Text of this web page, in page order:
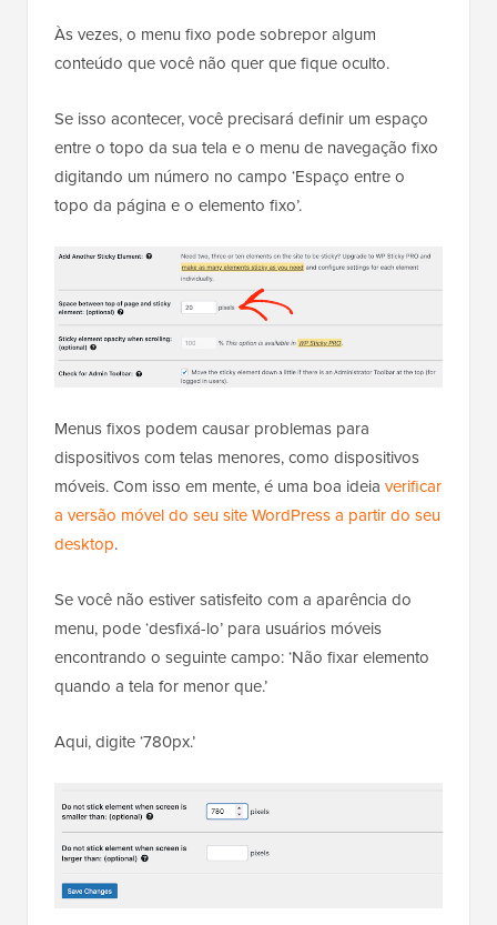
Às vezes, o menu fixo pode sobrepor algum
conteúdo que você não quer que fique oculto.
Se isso acontecer, você precisará definir um espaço
entre o topo da sua tela e o menu de navegação fixo
digitando um número no campo ‘Espaço entre o
topo da página e o elemento fixo’.
Menus fixos podem causar problemas para
dispositivos com telas menores, como dispositivos
móveis. Com isso em mente, é uma boa ideia verificar
a versão móvel do seu site WordPress a partir do seu
desktop.
Se você não estiver satisfeito com a aparência do
menu, pode ‘desfixá-lo’ para usuários móveis
encontrando o seguinte campo: ‘Não fixar elemento
quando a tela for menor que.’
Aqui, digite ‘780px.’